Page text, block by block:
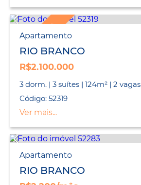
LANÇAMENTO
Apartamento
RIO BRANCO
R$2.100.000
3 dorm. | 3 suítes | 124m² | 2 vagas
Código: 52319
Ver mais...
Apartamento
RIO BRANCO